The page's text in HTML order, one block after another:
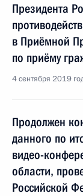
Президента
в Приёмной
по приёму
4 сентября 2019
Продолжен
данного по
видео-
области,
Российской